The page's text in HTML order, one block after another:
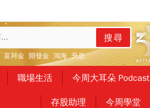
搜尋
富邦金 開發金 鴻海 升息
職場生活 今周大耳朵 Podcast
存股助理 今周學堂